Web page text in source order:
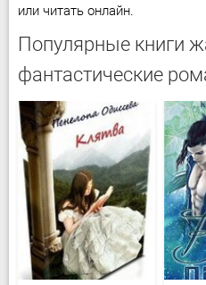
или читать онлайн.
Популярные книги
фантастические